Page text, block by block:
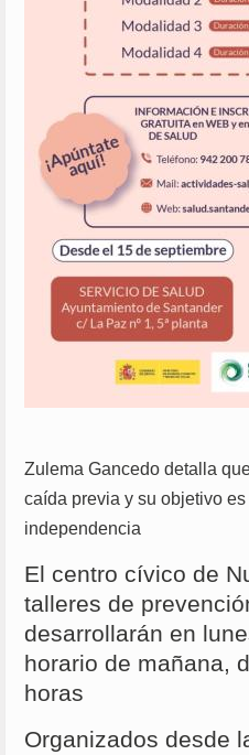
Zulema Gancedo detalla
caída previa y su objetivo
independencia
El centro cívico de
talleres de
desarrollarán en
horario de mañana,
horas
Organizados desde